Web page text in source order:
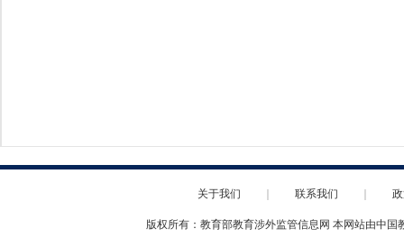
关于我们 联系我们
版权所有：教育部教育涉外监管信息网 本网站由中